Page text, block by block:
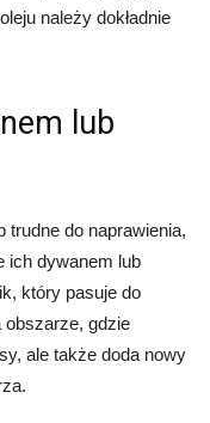
należy dokładnie
lub
do naprawienia,
ich dywanem lub
który pasuje do
obszarze, gdzie
ale także doda nowy